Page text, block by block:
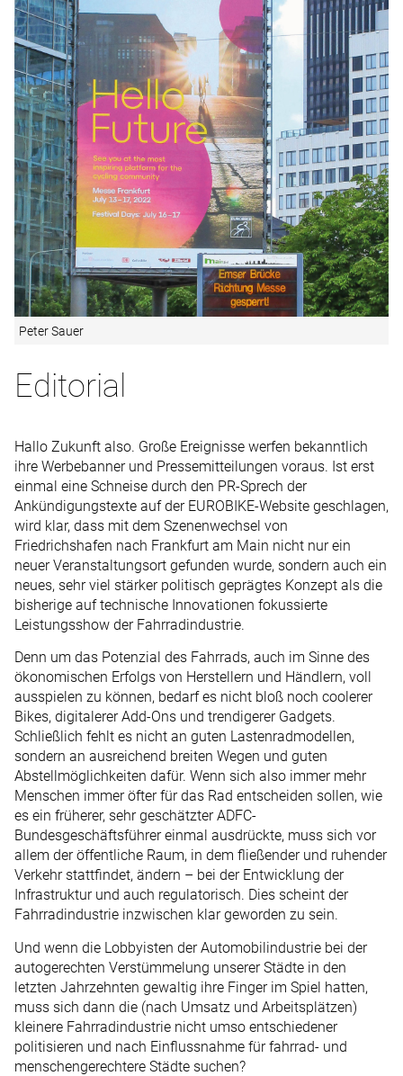
Peter Sauer
Editorial
Hallo Zukunft also. Große Ereignisse werfen bekanntlich
ihre Werbebanner und Pressemitteilungen voraus. Ist erst
einmal eine Schneise durch den PR-Sprech der
Ankündigungstexte auf der EUROBIKE-Website geschlagen,
wird klar, dass mit dem Szenenwechsel von
Friedrichshafen nach Frankfurt am Main nicht nur ein
neuer Veranstaltungsort gefunden wurde, sondern auch ein
neues, sehr viel stärker politisch geprägtes Konzept als die
bisherige auf technische Innovationen fokussierte
Leistungsshow der Fahrradindustrie.
Denn um das Potenzial des Fahrrads, auch im Sinne des
ökonomischen Erfolgs von Herstellern und Händlern, voll
ausspielen zu können, bedarf es nicht bloß noch coolerer
Bikes, digitalerer Add-Ons und trendigerer Gadgets.
Schließlich fehlt es nicht an guten Lastenradmodellen,
sondern an ausreichend breiten Wegen und guten
Abstellmöglichkeiten dafür. Wenn sich also immer mehr
Menschen immer öfter für das Rad entscheiden sollen, wie
es ein früherer, sehr geschätzter ADFC-
Bundesgeschäftsführer einmal ausdrückte, muss sich vor
allem der öffentliche Raum, in dem fließender und ruhender
Verkehr stattfindet, ändern – bei der Entwicklung der
Infrastruktur und auch regulatorisch. Dies scheint der
Fahrradindustrie inzwischen klar geworden zu sein.
Und wenn die Lobbyisten der Automobilindustrie bei der
autogerechten Verstümmelung unserer Städte in den
letzten Jahrzehnten gewaltig ihre Finger im Spiel hatten,
muss sich dann die (nach Umsatz und Arbeitsplätzen)
kleinere Fahrradindustrie nicht umso entschiedener
politisieren und nach Einflussnahme für fahrrad- und
menschengerechtere Städte suchen?